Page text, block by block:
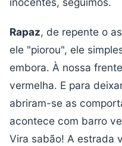
Rapaz, de repente o
ele "piorou", ele
embora. À nossa
vermelha. E para
abriram-se as
acontece com barro
Vira sabão! A estrada